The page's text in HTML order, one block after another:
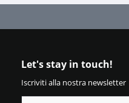
Let's stay in touch!
Iscriviti alla nostra newsletter